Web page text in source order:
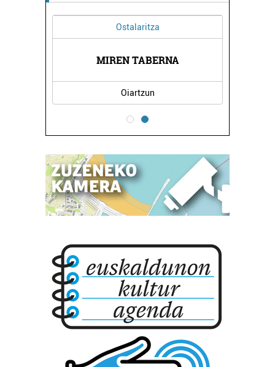
erabiltzeko baimen esplizitua ematen diguzu.Gehiago
Ostalaritza
MIREN TABERNA
Oiartzun